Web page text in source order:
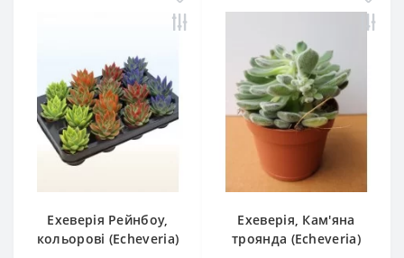
Ехеверія Рейнбоу,
кольорові (Echeveria)
Ехеверія, Кам'яна
троянда (Echeveria)